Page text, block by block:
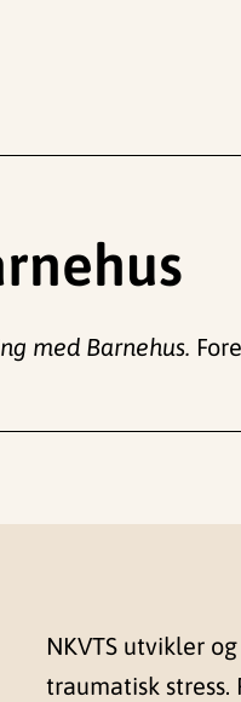
med Barnehus.
NKVTS utvikler
traumatisk